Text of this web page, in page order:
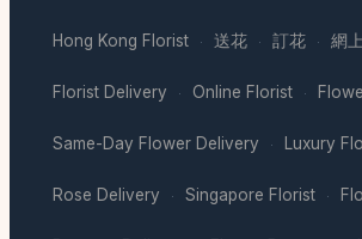
Hong Kong Florist · 送花 · 訂花 · 網
Florist Delivery · Online Florist ·
Same-Day Flower Delivery · Luxury
Rose Delivery · Singapore Florist ·